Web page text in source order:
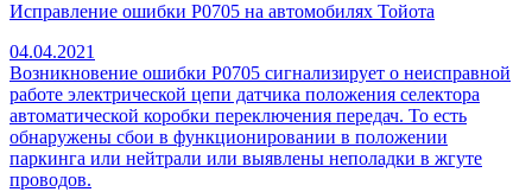
Исправление ошибки P0705 на автомобилях Тойота
04.04.2021
Возникновение ошибки P0705 сигнализирует о неисправной
работе электрической цепи датчика положения селектора
автоматической коробки переключения передач. То есть
обнаружены сбои в функционировании в положении
паркинга или нейтрали или выявлены неполадки в жгуте
проводов.